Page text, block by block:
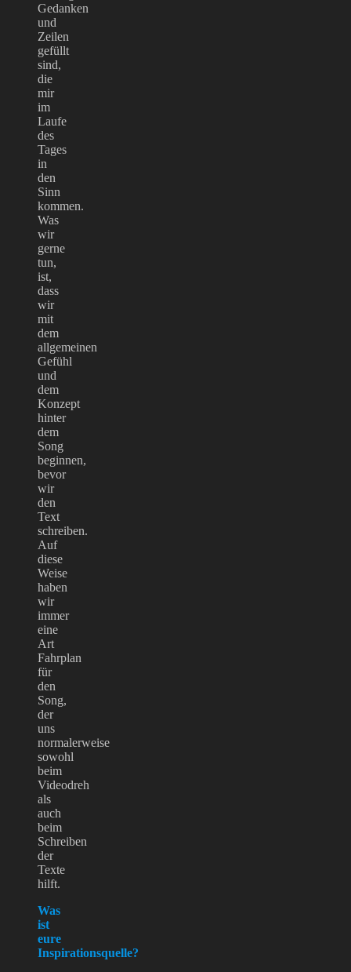
Gedanken
und
Zeilen
gefüllt
sind,
die
mir
im
Laufe
des
Tages
in
den
Sinn
kommen.
Was
wir
gerne
tun,
ist,
dass
wir
mit
dem
allgemeinen
Gefühl
und
dem
Konzept
hinter
dem
Song
beginnen,
bevor
wir
den
Text
schreiben.
Auf
diese
Weise
haben
wir
immer
eine
Art
Fahrplan
für
den
Song,
der
uns
normalerweise
sowohl
beim
Videodreh
als
auch
beim
Schreiben
der
Texte
hilft.
Was
ist
eure
Inspirationsquelle?